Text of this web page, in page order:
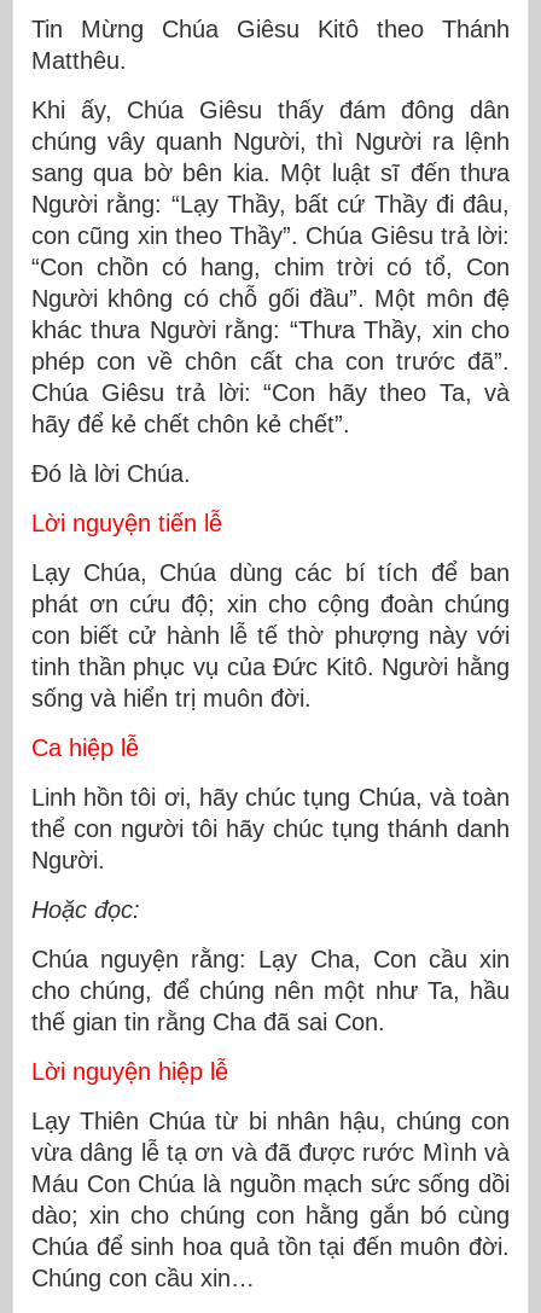
Tin Mừng Chúa Giêsu Kitô theo Thánh
Matthêu.
Khi ấy, Chúa Giêsu thấy đám đông dân
chúng vây quanh Người, thì Người ra lệnh
sang qua bờ bên kia. Một luật sĩ đến thưa
Người rằng: “Lạy Thầy, bất cứ Thầy đi đâu,
con cũng xin theo Thầy”. Chúa Giêsu trả lời:
“Con chồn có hang, chim trời có tổ, Con
Người không có chỗ gối đầu”. Một môn đệ
khác thưa Người rằng: “Thưa Thầy, xin cho
phép con về chôn cất cha con trước đã”.
Chúa Giêsu trả lời: “Con hãy theo Ta, và
hãy để kẻ chết chôn kẻ chết”.
Ðó là lời Chúa.
Lời nguyện tiến lễ
Lạy Chúa, Chúa dùng các bí tích để ban
phát ơn cứu độ; xin cho cộng đoàn chúng
con biết cử hành lễ tế thờ phượng này với
tinh thần phục vụ của Ðức Kitô. Người hằng
sống và hiển trị muôn đời.
Ca hiệp lễ
Linh hồn tôi ơi, hãy chúc tụng Chúa, và toàn
thể con người tôi hãy chúc tụng thánh danh
Người.
Hoặc đọc:
Chúa nguyện rằng: Lạy Cha, Con cầu xin
cho chúng, để chúng nên một như Ta, hầu
thế gian tin rằng Cha đã sai Con.
Lời nguyện hiệp lễ
Lạy Thiên Chúa từ bi nhân hậu, chúng con
vừa dâng lễ tạ ơn và đã được rước Mình và
Máu Con Chúa là nguồn mạch sức sống dồi
dào; xin cho chúng con hằng gắn bó cùng
Chúa để sinh hoa quả tồn tại đến muôn đời.
Chúng con cầu xin…